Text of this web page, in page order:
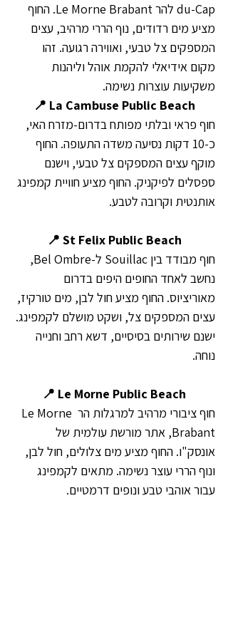
du-Cap להר Le Morne Brabant. החוף
מציע מים רדודים, נוף הררי מרהיב, עצים
המספקים צל טבעי, ואווירה רגועה. זהו
מקום אידיאלי להקמת אוהל וליהנות
משקיעות עוצרות נשימה.
📍 La Cambuse Public Beach
חוף פראי ובלתי מפותח בדרום-מזרח האי,
כ-10 דקות נסיעה משדה התעופה. החוף
מוקף עצים המספקים צל טבעי, וישנם
ספסלים לפיקניק. החוף מציע חוויית קמפינג
אותנטית וקרובה לטבע.
📍 St Felix Public Beach
חוף מבודד בין Souillac ל-Bel Ombre,
נחשב לאחד החופים היפים בדרום
מאוריציוס. החוף מציע חול לבן, מים טורקיז,
עצים המספקים צל, ושקט מושלם לקמפינג.
ישנם שירותים בסיסיים, דשא רחב וחנייה
נוחה.
📍 Le Morne Public Beach
חוף ציבורי מרהיב למרגלות הר Le Morne
Brabant, אתר מורשת עולמית של
אונסק"ו. החוף מציע מים צלולים, חול לבן,
ונוף הררי עוצר נשימה. מתאים לקמפינג
עבור אוהבי טבע ונופים דרמטיים.